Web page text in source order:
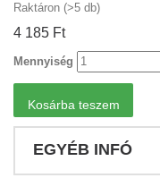
Raktáron (>5 db)
4 185 Ft‎
Mennyiség
Kosárba teszem
EGYÉB INFÓ